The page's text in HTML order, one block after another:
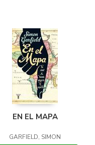
EN EL MAPA
GARFIELD, SIMON